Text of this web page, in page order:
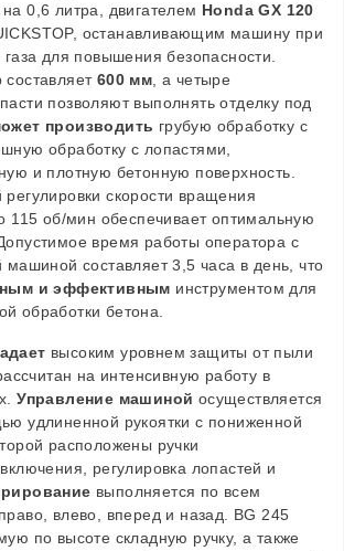
0,6 литра, двигателем Honda GX 120
останавливающим машину при
газа для повышения безопасности.
600 мм , а четыре
позволяют выполнять отделку под
производить грубую обработку с
обработку с лопастями,
и плотную бетонную поверхность.
скорости вращения
115 об/мин обеспечивает оптимальную
время работы оператора с
машиной составляет 3,5 часа в день, что
и эффективным инструментом для
обработки бетона.
высоким уровнем защиты от пыли
на интенсивную работу в
Управление машиной осуществляется
удлиненной рукоятки с пониженной
расположены ручки
регулировка лопастей и
выполняется по всем
влево, вперед и назад. BG 245
по высоте складную ручку, а также